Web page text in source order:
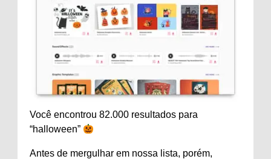
Você encontrou 82.000 resultados para
“halloween”
Antes de mergulhar em nossa lista, porém,